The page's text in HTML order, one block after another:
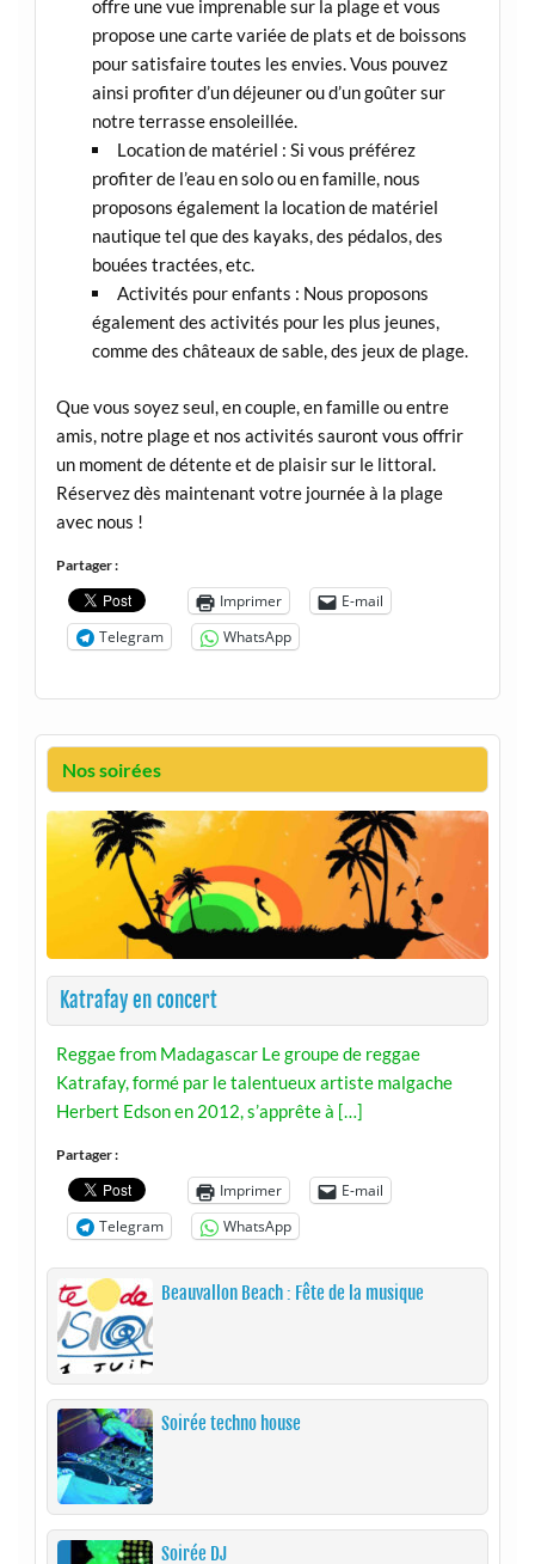
offre une vue imprenable sur la plage et vous
propose une carte variée de plats et de boissons
pour satisfaire toutes les envies. Vous pouvez
ainsi profiter d’un déjeuner ou d’un goûter sur
notre terrasse ensoleillée.
Location de matériel : Si vous préférez
profiter de l’eau en solo ou en famille, nous
proposons également la location de matériel
nautique tel que des kayaks, des pédalos, des
bouées tractées, etc.
Activités pour enfants : Nous proposons
également des activités pour les plus jeunes,
comme des châteaux de sable, des jeux de plage.
Que vous soyez seul, en couple, en famille ou entre
amis, notre plage et nos activités sauront vous offrir
un moment de détente et de plaisir sur le littoral.
Réservez dès maintenant votre journée à la plage
avec nous !
Partager :
Imprimer
E-mail
Telegram
WhatsApp
Nos soirées
Katrafay en concert
Reggae from Madagascar Le groupe de reggae
Katrafay, formé par le talentueux artiste malgache
Herbert Edson en 2012, s’apprête à […]
Partager :
Imprimer
E-mail
Telegram
WhatsApp
Beauvallon Beach : Fête de la musique
Soirée techno house
Soirée DJ